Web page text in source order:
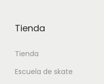
Tienda
Tienda
Escuela de skate